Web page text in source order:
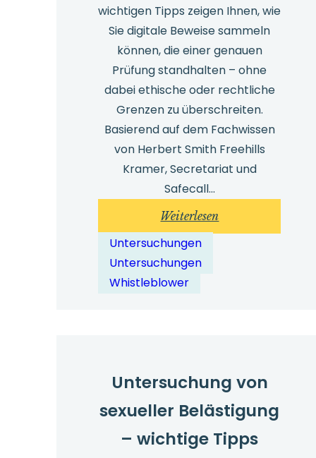
wichtigen Tipps zeigen Ihnen, wie
Sie digitale Beweise sammeln
können, die einer genauen
Prüfung standhalten – ohne
dabei ethische oder rechtliche
Grenzen zu überschreiten.
Basierend auf dem Fachwissen
von Herbert Smith Freehills
Kramer, Secretariat und
Safecall...
Weiterlesen:
Top-
Untersuchungen
Untersuchungen
Whistleblower
Untersuchung von
sexueller Belästigung
– wichtige Tipps